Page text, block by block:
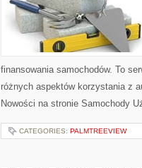
finansowania samochodów. To
różnych aspektów korzystania z
Nowości na stronie Samochody
CATEGORIES: PALMTREEVIEW